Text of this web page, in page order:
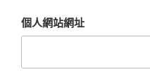
個人網站網址